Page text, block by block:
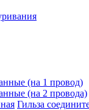
(на 1 провод)
(на 2 провода)
Гильза